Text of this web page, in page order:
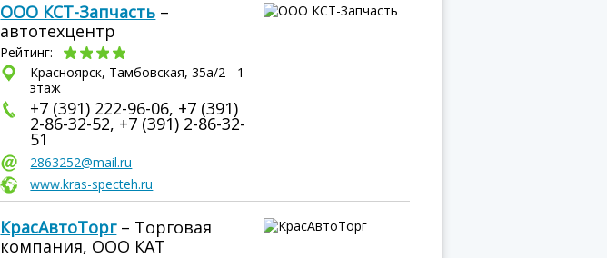
ООО КСТ-Запчасть –
автотехцентр
Рейтинг:
Красноярск, Тамбовская, 35а/2 - 1
этаж
+7 (391) 222-96-06, +7 (391)
2-86-32-52, +7 (391) 2-86-32-
51
2863252@mail.ru
www.kras-specteh.ru
КрасАвтоТорг– Торговая
компания, ООО КАТ